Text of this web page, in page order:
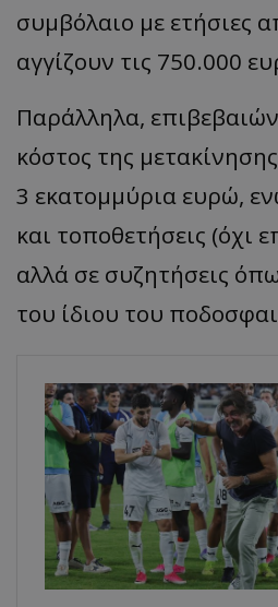
συμβόλαιο με ετήσιες
αγγίζουν τις 750.000
Παράλληλα,
κόστος της
3 εκατομμύρια ευρώ,
και τοποθετήσεις (όχι
αλλά σε συζητήσεις
του ίδιου του